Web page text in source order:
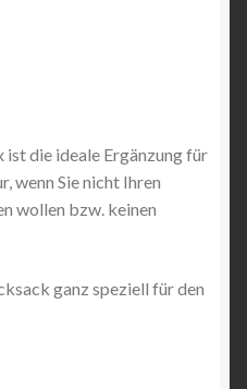
die ideale Ergänzung für
wenn Sie nicht Ihren
wollen bzw. keinen
ganz speziell für den